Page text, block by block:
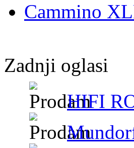
Cammino
Zadnji oglasi
HIFI